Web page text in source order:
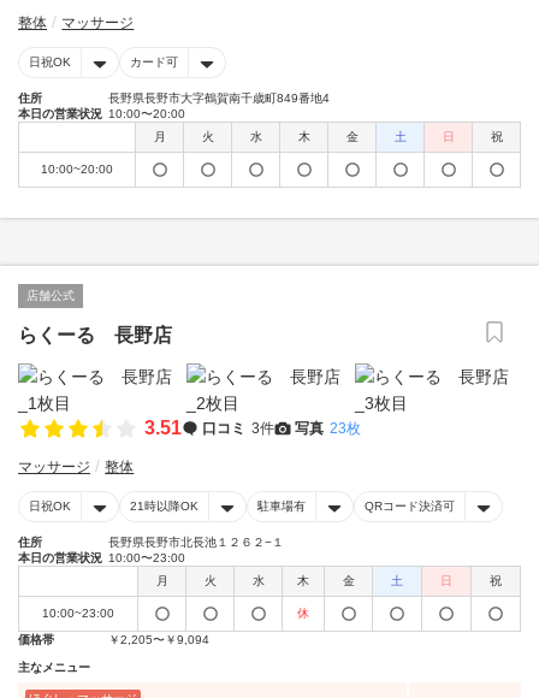
整体 マッサージ
日祝OK カード可
住所
長野県長野市大字鶴賀南千歳町849番地4
本日の営業状況 10:00〜20:00
月
火 水 木 金 土 日 祝
10:00~20:00
店舗公式
らくーる 長野店
3.51 口コミ 3件 写真 23枚
マッサージ 整体
日祝OK 21時以降OK 駐車場有 QRコード決済可
住所
長野県長野市北長池１２６２−１
本日の営業状況 10:00〜23:00
月
火 水 木 金 土 日 祝
10:00~23:00
休
価格帯
￥2,205〜￥9,094
主なメニュー